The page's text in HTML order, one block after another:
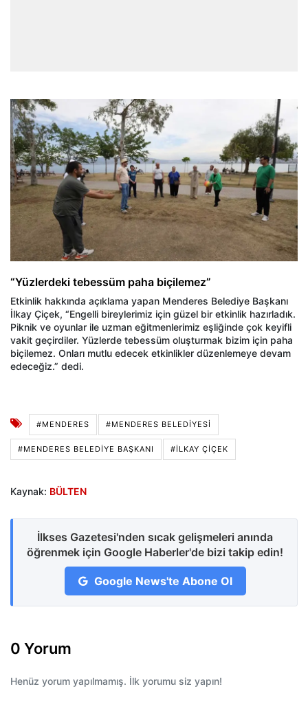
“Yüzlerdeki tebessüm paha biçilemez”
Etkinlik hakkında açıklama yapan Menderes Belediye Başkanı
İlkay Çiçek, “Engelli bireylerimiz için güzel bir etkinlik hazırladık.
Piknik ve oyunlar ile uzman eğitmenlerimiz eşliğinde çok keyifli
vakit geçirdiler. Yüzlerde tebessüm oluşturmak bizim için paha
biçilemez. Onları mutlu edecek etkinlikler düzenlemeye devam
edeceğiz.” dedi.
#MENDERES #MENDERES BELEDIYESI
#MENDERES BELEDIYE BAŞKANI #İLKAY ÇIÇEK
Kaynak: BÜLTEN
İlkses Gazetesi'nden sıcak gelişmeleri anında
öğrenmek için Google Haberler'de bizi takip edin!
Google News'te Abone Ol
0 Yorum
Henüz yorum yapılmamış. İlk yorumu siz yapın!